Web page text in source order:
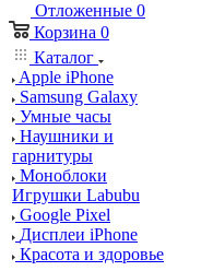
Отложенные 0
Корзина 0
Каталог
Apple iPhone
Samsung Galaxy
Умные часы
Наушники и
гарнитуры
Моноблоки
Игрушки Labubu
Google Pixel
Дисплеи iPhone
Красота и здоровье